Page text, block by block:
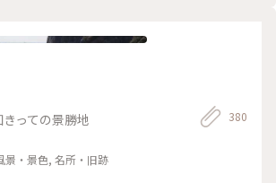
連続での出来事に、少しイラッとそしてとても
まうなんて、私は大人じゃないな〜と自分にもイ
さん泣いていたら、もう次の目的地に着いてい
場所では、不運が続いているので開運したいと
: 📷:2025.8.11 Mon. : #ゆるり夏時間 #食後のデザー
#スイーツ #大福ソフト #もちもち大福 #美味 #ち
な味 #龍馬さん #発見 #ひろめ市場 #満天の星 #初
持っているお店で楽しむのもアリだと思います👌
っての景勝地
景・景色, 名所・旧跡
380